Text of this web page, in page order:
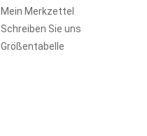
Mein Merkzettel
Schreiben Sie uns
Größentabelle